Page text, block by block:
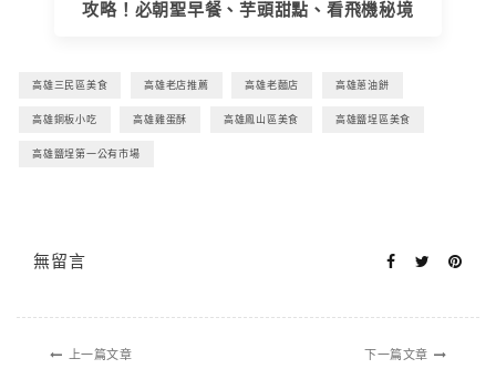
攻略！必朝聖早餐、芋頭甜點、看飛機秘境
高雄三民區美食 高雄老店推薦 高雄老麵店 高雄蔥油餅
高雄銅板小吃 高雄雞蛋酥 高雄鳳山區美食 高雄鹽埕區美食
高雄鹽埕第一公有市場
無留言
上一篇文章 下一篇文章